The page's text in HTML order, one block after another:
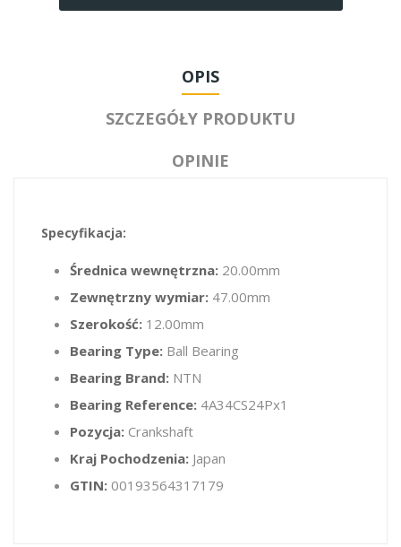
OPIS
SZCZEGÓŁY PRODUKTU
OPINIE
Specyfikacja:
Średnica wewnętrzna: 20.00mm
Zewnętrzny wymiar: 47.00mm
Szerokość: 12.00mm
Bearing Type: Ball Bearing
Bearing Brand: NTN
Bearing Reference: 4A34CS24Px1
Pozycja: Crankshaft
Kraj Pochodzenia: Japan
GTIN: 00193564317179